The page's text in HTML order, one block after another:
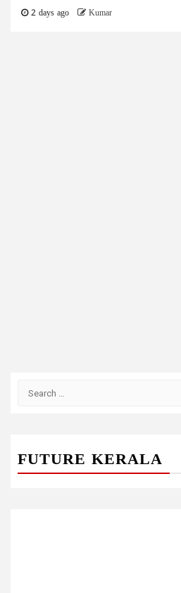
2 days ago Kumar
FUTURE KERALA